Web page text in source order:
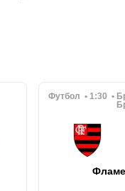
Футбол 1:30